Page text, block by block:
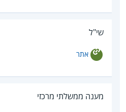
שי"ל
אתר
מענה ממשלתי מרכזי